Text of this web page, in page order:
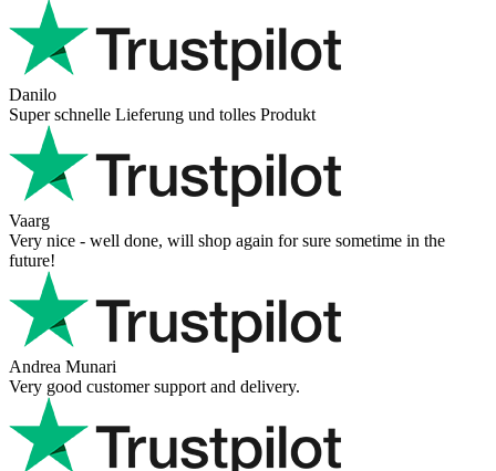
Danilo
Super schnelle Lieferung und tolles Produkt
Vaarg
Very nice - well done, will shop again for sure sometime in the
future!
Andrea Munari
Very good customer support and delivery.